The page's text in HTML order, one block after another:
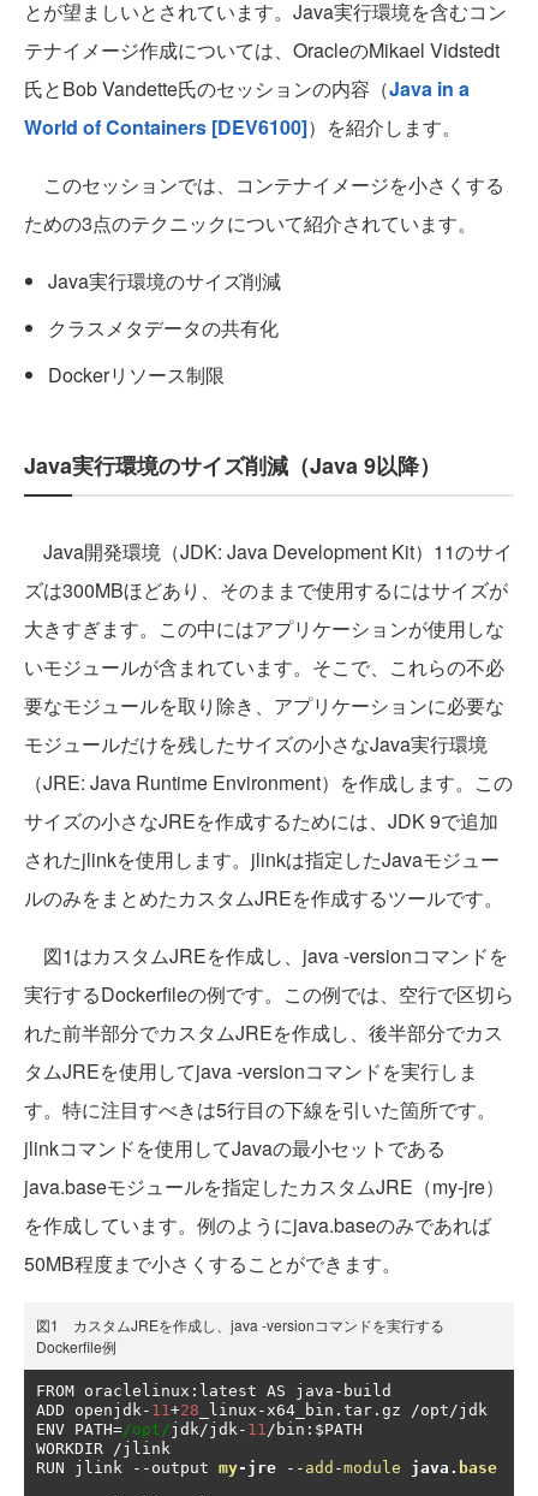
とが望ましいとされています。Java実行環境を含むコン
テナイメージ作成については、OracleのMikael Vidstedt
氏とBob Vandette氏のセッションの内容（Java in a
World of Containers [DEV6100]）を紹介します。
このセッションでは、コンテナイメージを小さくする
ための3点のテクニックについて紹介されています。
Java実行環境のサイズ削減
クラスメタデータの共有化
Dockerリソース制限
Java実行環境のサイズ削減（Java 9以降）
Java開発環境（JDK: Java Development Kit）11のサイ
ズは300MBほどあり、そのままで使用するにはサイズが
大きすぎます。この中にはアプリケーションが使用しな
いモジュールが含まれています。そこで、これらの不必
要なモジュールを取り除き、アプリケーションに必要な
モジュールだけを残したサイズの小さなJava実行環境
（JRE: Java Runtime Environment）を作成します。この
サイズの小さなJREを作成するためには、JDK 9で追加
されたjlinkを使用します。jlinkは指定したJavaモジュー
ルのみをまとめたカスタムJREを作成するツールです。
図1はカスタムJREを作成し、java -versionコマンドを
実行するDockerfileの例です。この例では、空行で区切ら
れた前半部分でカスタムJREを作成し、後半部分でカス
タムJREを使用してjava -versionコマンドを実行しま
す。特に注目すべきは5行目の下線を引いた箇所です。
jlinkコマンドを使用してJavaの最小セットである
java.baseモジュールを指定したカスタムJRE（my-jre）
を作成しています。例のようにjava.baseのみであれば
50MB程度まで小さくすることができます。
図1 カスタムJREを作成し、java -versionコマンドを実行する
Dockerfile例
FROM oraclelinux : latest AS java - build
ADD openjdk- 11+28 _linux -x64_bin . tar . gz /opt/jdk
ENV PATH=/opt/jdk/jdk- 11/ bin : $PATH
WORKDIR /
RUN jlink
-- output my- jre -- add -module java . base